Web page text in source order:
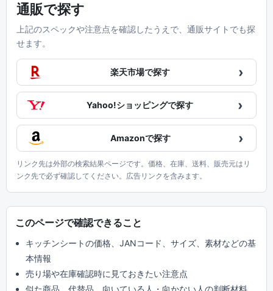
通販で探す
上記のスペックや注意点を確認したうえで、通販サイトでも探
せます。
楽天市場で探す ›
Yahoo!ショッピングで探す ›
Amazonで探す ›
リンク先は外部の検索結果ページです。価格、在庫、送料、販売元はリ
ンク先で必ず確認してください。広告リンクを含みます。
このページで確認できること
キッチンシートの価格、JANコード、サイズ、素材などの基
本情報
売り場や在庫確認時に見ておきたい注意点
似た商品、代替品、向いている人・向かない人の判断材料